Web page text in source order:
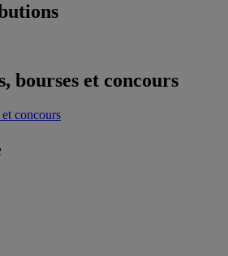
bourses et concours
concours